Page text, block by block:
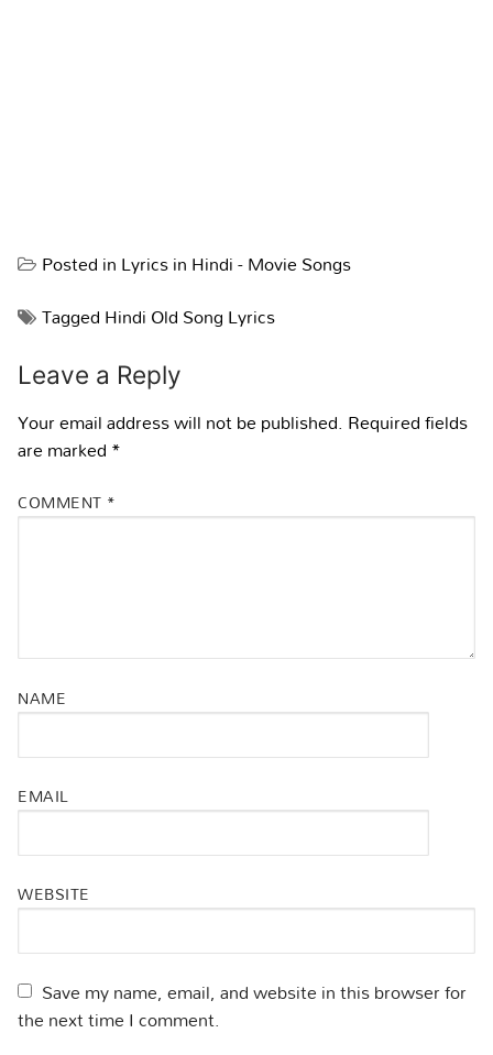
Posted inLyrics in Hindi - Movie Songs
TaggedHindi Old Song Lyrics
Leave a Reply
Your email address will not be published. Required fields
are marked*
COMMENT *
NAME
EMAIL
WEBSITE
Save my name, email, and website in this browser for
the next time I comment.